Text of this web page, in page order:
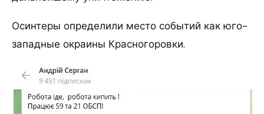
Осинтеры определили место событий как юго-
западные окраины Красногоровки.